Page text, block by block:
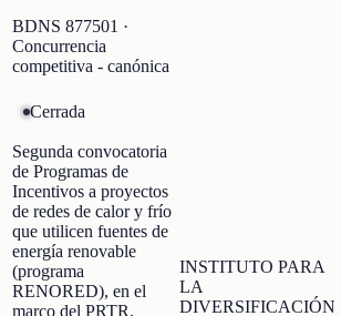
BDNS 877501 ·
Concurrencia
competitiva - canónica
Cerrada
Segunda convocatoria
de Programas de
Incentivos a proyectos
de redes de calor y frío
que utilicen fuentes de
energía renovable
(programa
RENORED), en el
marco del PRTR,
INSTITUTO PARA
LA
DIVERSIFICACIÓN